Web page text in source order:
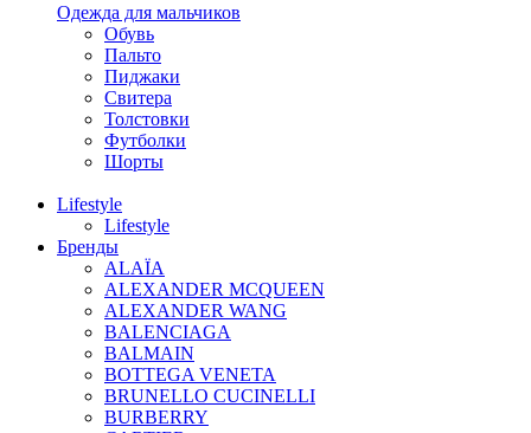
Одежда для мальчиков
Обувь
Пальто
Пиджаки
Свитера
Толстовки
Футболки
Шорты
Lifestyle
Lifestyle
Бренды
ALAÏA
ALEXANDER MCQUEEN
ALEXANDER WANG
BALENCIAGA
BALMAIN
BOTTEGA VENETA
BRUNELLO CUCINELLI
BURBERRY